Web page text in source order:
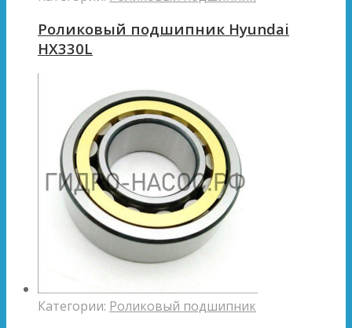
Роликовый подшипник Hyundai
HX330L
Категории: Роликовый подшипник